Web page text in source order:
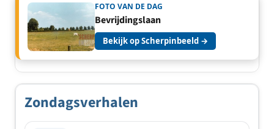
FOTO VAN DE DAG
Bevrijdingslaan
Bekijk op Scherpinbeeld →
Zondagsverhalen